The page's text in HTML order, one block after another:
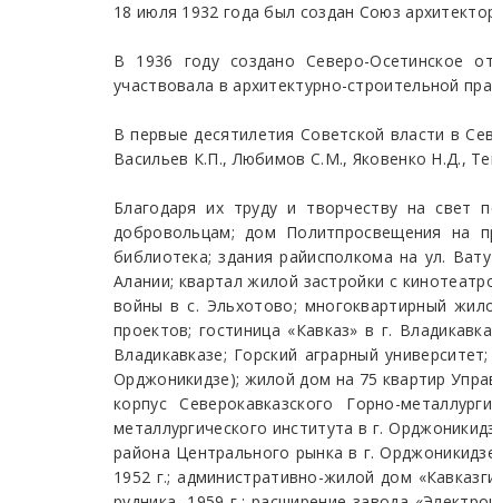
18 июля 1932 года был создан Союз
В 1936 году создано Северо-Осетинское
участвовала в архитектурно-строительной
В первые десятилетия Советской власти в
Васильев К.П., Любимов С.М., Яковенко Н.Д.,
Благодаря их труду и творчеству на свет
добровольцам; дом Политпросвещения на
библиотека; здания райисполкома на ул.
Алании; квартал жилой застройки с
войны в с. Эльхотово; многоквартирный
проектов; гостиница «Кавказ» в г.
Владикавказе; Горский аграрный
Орджоникидзе); жилой дом на 75 квартир
корпус Северокавказского Горно-
металлургического института в г.
района Центрального рынка в г.
1952 г.; административно-жилой дом